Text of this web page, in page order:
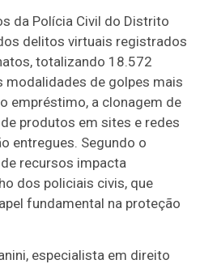
da Polícia Civil do Distrito
delitos virtuais registrados
totalizando 18.572
modalidades de golpes mais
empréstimo, a clonagem de
produtos em sites e redes
entregues. Segundo o
recursos impacta
dos policiais civis, que
fundamental na proteção
especialista em direito